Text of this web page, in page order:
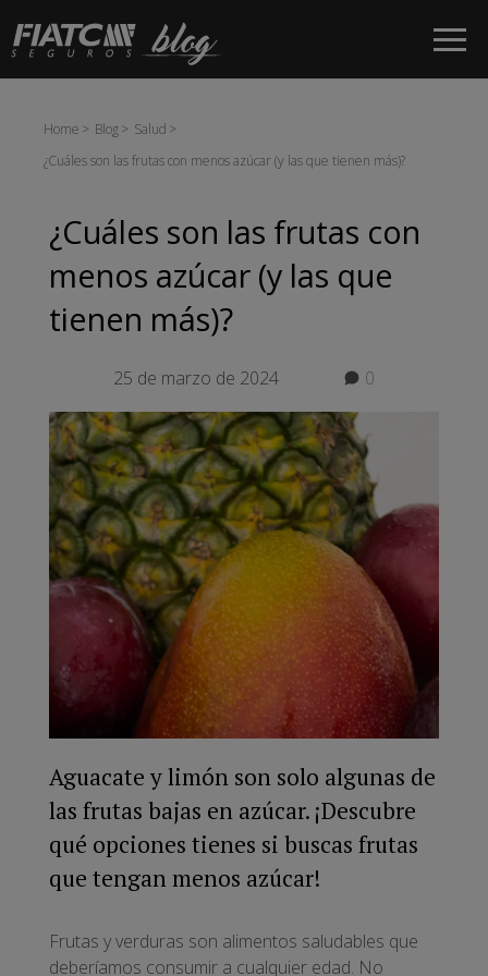
Saltar al contenido principal
Home Blog
Salud
¿Cuáles son las frutas con menos azúcar (y las que tienen más)?
¿Cuáles son las frutas con
menos azúcar (y las que
tienen más)?
25 de marzo de 2024 0
Aguacate y limón son solo algunas de
las frutas bajas en azúcar. ¡Descubre
qué opciones tienes si buscas frutas
que tengan menos azúcar!
Frutas y verduras son alimentos saludables que
deberíamos consumir a cualquier edad. No